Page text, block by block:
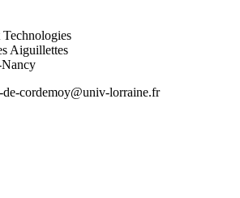
Technologies
Aiguillettes
de-cordemoy@univ-lorraine.fr